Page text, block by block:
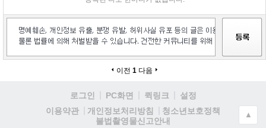
이전 1 다음
로그인 PC화면 퀵링크
설정
이용약관
개인정보처리방침
청소년보호정책
불법촬영물신고안내
▲